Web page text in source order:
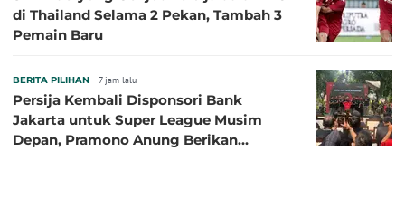
di Thailand Selama 2 Pekan, Tambah 3
Pemain Baru
BERITA PILIHAN 7 jam lalu
Persija Kembali Disponsori Bank
Jakarta untuk Super League Musim
Depan, Pramono Anung Berikan